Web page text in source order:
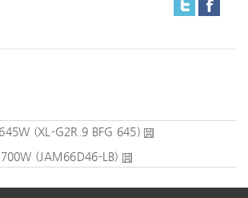
(XL-G2R.9 BFG 645)
700W (JAM66D46-LB)